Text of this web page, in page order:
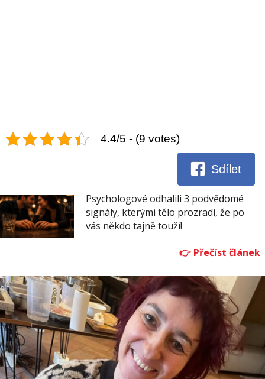
4.4/5 - (9 votes)
Sdílet
Psychologové odhalili 3 podvědomé
signály, kterými tělo prozradí, že po
vás někdo tajně touží!